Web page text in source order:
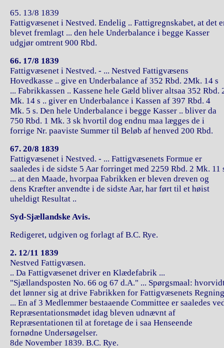
65. 13/8 1839
Fattigvæsenet i Nestved. Endelig .. Fattigregnskabet, at det
blevet fremlagt ... den hele Underbalance i begge Kasser
udgjør omtrent 900 Rbd.
66. 17/8 1839
Fattigvæsenet i Nestved. - ... Nestved Fattigvæsens
Hovedkasse .. give en Underbalance af 352 Rbd. 2Mk. 14 s
... Fabrikkassen .. Kassene hele Gæld bliver altsaa 352 Rbd.
Mk. 14 s .. giver en Underbalance i Kassen af 397 Rbd. 4
Mk. 5 s. Den hele Underbalance i begge Kasser .. bliver da
750 Rbd. 1 Mk. 3 sk hvortil dog endnu maa lægges de i
forrige Nr. paaviste Summer til Beløb af henved 200 Rbd.
67. 20/8 1839
Fattigvæsenet i Nestved. - ... Fattigvæsenets Formue er
saaledes i de sidste 5 Aar forringet med 2259 Rbd. 2 Mk. 11
... at den Maade, hvorpaa Fabrikken er bleven dreven og
dens Kræfter anvendte i de sidste Aar, har ført til et høist
uheldigt Resultat ..
Syd-Sjællandske Avis.
Redigeret, udgiven og forlagt af B.C. Rye.
2. 12/11 1839
Nestved Fattigvæsen.
.. Da Fattigvæsenet driver en Klædefabrik ...
"Sjællandsposten No. 66 og 67 d.A." ... Spørgsmaal:
det lønner sig at drive Fabrikken for Fattigvæsenets Regning
... En af 3 Medlemmer bestaaende Committee er saaledes
Repræsentationsmødet idag bleven udnævnt af
Repræsentationen til at foretage de i saa Henseende
fornødne Undersøgelser.
8de November 1839. B.C. Rye.